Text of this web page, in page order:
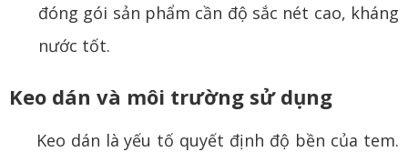
đóng gói sản phẩm cần độ sắc nét cao, kháng
nước tốt.
Keo dán và môi trường sử dụng
Keo dán là yếu tố quyết định độ bền của tem.